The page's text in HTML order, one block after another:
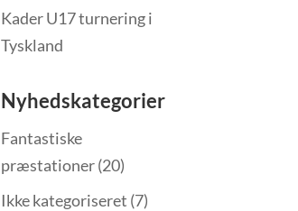
Kader U17 turnering i
Tyskland
Nyhedskategorier
Fantastiske
præstationer(20)
Ikke kategoriseret (7)